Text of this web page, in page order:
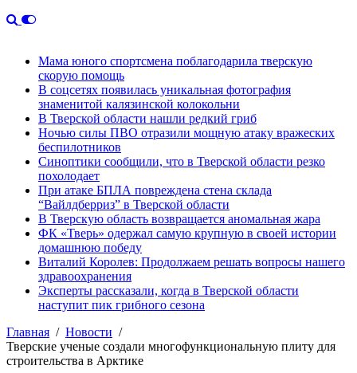
Мама юного спортсмена поблагодарила тверскую
скорую помощь
В соцсетях появилась уникальная фотография
знаменитой калязинской колокольни
В Тверской области нашли редкий гриб
Ночью силы ПВО отразили мощную атаку вражеских
беспилотников
Синоптики сообщили, что в Тверской области резко
похолодает
При атаке БПЛА повреждена стена склада
“Вайлдберриз” в Тверской области
В Тверскую область возвращается аномальная жара
ФК «Тверь» одержал самую крупную в своей истории
домашнюю победу
Виталий Королев: Продолжаем решать вопросы нашего
здравоохранения
Эксперты рассказали, когда в Тверской области
наступит пик грибного сезона
Главная
Новости
Тверские ученые создали многофункциональную плиту для
строительства в Арктике